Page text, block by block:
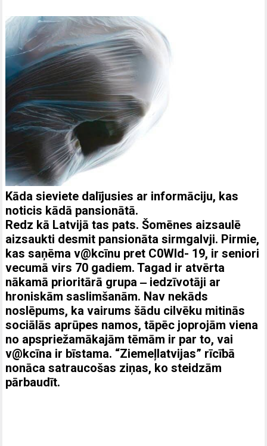
Kāda sieviete dalījusies ar informāciju, kas
noticis kādā pansionātā.
Redz kā Latvijā tas pats. Šomēnes aizsaulē
aizsaukti desmit pansionāta sirmgalvji. Pirmie,
kas saņēma v@kcīnu pret C0Wld- 19, ir seniori
vecumā virs 70 gadiem. Tagad ir atvērta
nākamā prioritārā grupa ‒ iedzīvotāji ar
hroniskām saslimšanām. Nav nekāds
noslēpums, ka vairums šādu cilvēku mitinās
sociālās aprūpes namos, tāpēc joprojām viena
no apspriežamākajām tēmām ir par to, vai
v@kcīna ir bīstama. “Ziemeļlatvijas” rīcībā
nonāca satraucošas ziņas, ko steidzām
pārbaudīt.